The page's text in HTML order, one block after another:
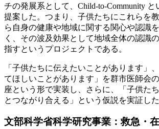
チの発展系として、Child-to-Community
提案した。つまり、子供たちにこれらを
ら自身の健康や地域に関する関心や認識
く、その波及効果として地域全体の認識
指すというプロジェクトである。
「子供たちに伝えたいことがあります」
てほしいことがあります」を群市医師会
座という形で実装し、さらに、「子供た
とつながり合える」という仮説を実証した
文部科学省科学研究事業：救急・